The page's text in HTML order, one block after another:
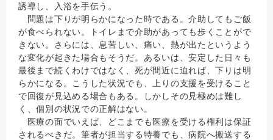
誘導し、入浴を手伝う。
問題は下りが明らかになった時である。介助してもご飯
が食べられない。トイレまで介助があっても歩くことがで
きない。さらには、息苦しい、痛い、熱が出たというよう
な変化が起きた場合もそうだ。あるいは、安定した日々も
最後まで続くわけではなく、死が間近に迫れば、下りは明
らかになる。こうした状況でも、上りの支援を受けること
で回復が見込める場合もある。しかしその見極めは難し
く、個別の状況での正解はない。
医療の面でいえば、どこまでも医療を受ける権利は保証
されるべきだ。筆者が担当する特養でも、病院へ搬送する